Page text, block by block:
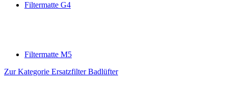
Filtermatte G4
Filtermatte M5
Zur Kategorie Ersatzfilter Badlüfter